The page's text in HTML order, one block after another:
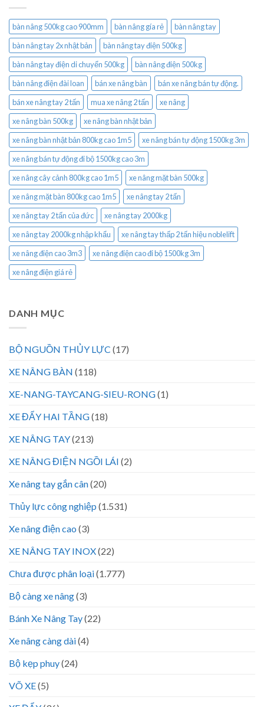
bàn nâng 500kg cao 900mm bàn nâng gía rẻ
bàn nâng tay
bàn nâng tay 2x nhật bản
bàn nâng tay điện 500kg
bàn nâng tay điện di chuyển 500kg
bàn nâng điện 500kg
bàn nâng điện đài loan
bán xe nâng bàn
bán xe nâng bán tự động.
bán xe nâng tay 2 tấn
mua xe nâng 2 tấn
xe nâng
xe nâng bàn 500kg
xe nâng bàn nhật bản
xe nâng bàn nhật bản 800kg cao 1m5
xe nâng bán tự động 1500kg 3m
xe nâng bán tự động đi bộ 1500kg cao 3m
xe nâng cây cảnh 800kg cao 1m5
xe nâng mặt bàn 500kg
xe nâng mặt bàn 800kg cao 1m5
xe nâng tay 2 tấn
xe nâng tay 2 tấn của đức
xe nâng tay 2000kg
xe nâng tay 2000kg nhập khẩu
xe nâng tay thấp 2 tấn hiệu noblelift
xe nâng điện cao 3m3
xe nâng điện cao đi bộ 1500kg 3m
xe nâng điện giá rẻ
DANH MỤC
BỘ NGUỒN THỦY LỰC (17)
XE NÂNG BÀN (118)
XE-NANG-TAYCANG-SIEU-RONG(1)
XE ĐẨY HAI TẦNG(18)
XE NÂNG TAY(213)
XE NÂNG ĐIỆN NGỒI LÁI (2)
Xe nâng tay gắn cân(20)
Thủy lực công nghiệp (1.531)
Xe nâng điện cao (3)
XE NÂNG TAY INOX(22)
Chưa được phân loại(1.777)
Bộ càng xe nâng(3)
Bánh Xe Nâng Tay(22)
Xe nâng càng dài(4)
Bộ kẹp phuy(24)
VÕ XE(5)